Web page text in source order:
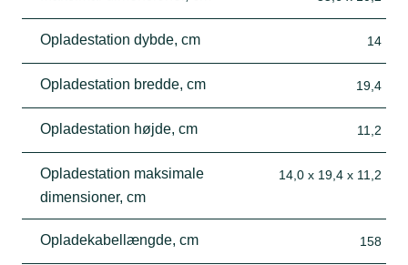
Opladestation dybde, cm 14
Opladestation bredde, cm 19,4
Opladestation højde, cm 11,2
Opladestation maksimale
dimensioner, cm
14,0 x 19,4 x 11,2
Opladekabellængde, cm 158